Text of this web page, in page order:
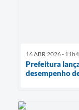
16 ABR 2026 -
Prefeitura
desempenho